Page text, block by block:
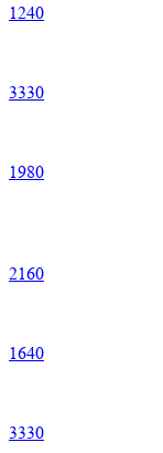
1240
3330
1980
2160
1640
3330